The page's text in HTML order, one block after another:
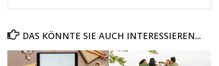
DAS KÖNNTE SIE AUCH INTERESSIEREN...